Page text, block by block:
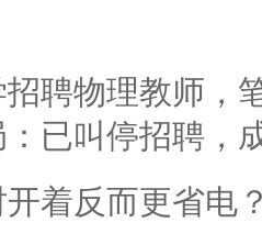
聘物理教师，
已叫停招聘，
开着反而更省电